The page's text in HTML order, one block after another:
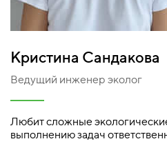
Кристина Сандакова
Ведущий инженер эколог
Любит сложные
выполнению задач